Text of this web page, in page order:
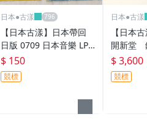
日本●古漾
【日本古漾】日本帶回
日版 0709 日本音樂 LP
唱片 三橋美智也 民搖史
第1集與第2集 2枚組
$ 150
競標
日本●古漾
【日本
開新堂
+建水+茶托
起標價
$ 3,600
競標